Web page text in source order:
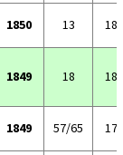
1850 13
1849 18
1849 57/65